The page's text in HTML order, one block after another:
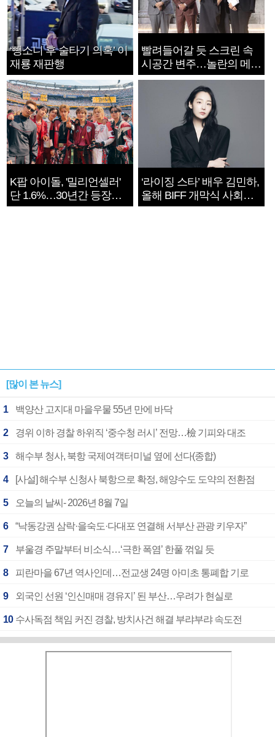
‘뺑소니 후 술타기 의혹’ 이
재룡 재판행
빨려들어갈 듯 스크린 속
시공간 변주…놀란의 메시
지는 ‘전쟁 속죄’
K팝 아이돌, '밀리언셀러'
단 1.6%…30년간 등장
1182개팀 전수조사
‘라이징 스타’ 배우 김민하,
올해 BIFF 개막식 사회자
확정
[많이 본 뉴스]
1 백양산 고지대 마을우물 55년 만에 바닥
2 경위 이하 경찰 하위직 ‘중수청 러시’ 전망…檢 기피와 대조
3 해수부 청사, 북항 국제여객터미널 옆에 선다(종합)
4 [사설] 해수부 신청사 북항으로 확정, 해양수도 도약의 전환점
5 오늘의 날씨- 2026년 8월 7일
6 “낙동강권 삼락·을숙도·다대포 연결해 서부산 관광 키우자”
7 부울경 주말부터 비소식…‘극한 폭염’ 한풀 꺾일 듯
8 피란마을 67년 역사인데…전교생 24명 아미초 통폐합 기로
9 외국인 선원 ‘인신매매 경유지’ 된 부산…우려가 현실로
10 수사독점 책임 커진 경찰, 방치사건 해결 부랴부랴 속도전